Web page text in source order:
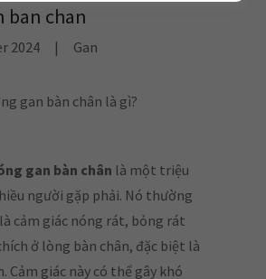
ban chan
2024 | Gan
gan bàn chân là gì?
gan bàn chân là một triệu
người gặp phải. Nó thường
cảm giác nóng rát, bỏng rát
ở lòng bàn chân, đặc biệt là
Cảm giác này có thể gây khó